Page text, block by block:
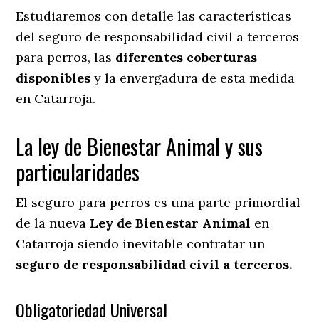
Estudiaremos con detalle las características
del seguro de responsabilidad civil a terceros
para perros, las diferentes coberturas
disponibles y la envergadura de esta medida
en Catarroja.
La ley de Bienestar Animal y sus
particularidades
El seguro para perros es una parte primordial
de la nueva Ley de Bienestar Animal en
Catarroja siendo inevitable contratar un
seguro de responsabilidad civil a terceros.
Obligatoriedad Universal